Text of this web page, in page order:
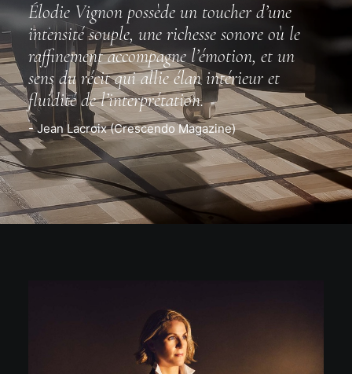
Élodie Vignon possède un toucher d’une
intensité souple, une richesse sonore où le
raffinement accompagne l’émotion, et un
sens du récit qui allie élan intérieur et
fluidité de l’interprétation.
- Jean Lacroix (Crescendo Magazine)